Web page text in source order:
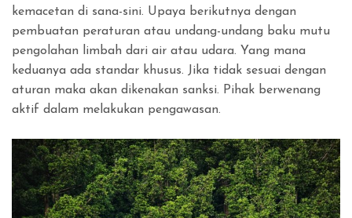
kemacetan di sana-sini. Upaya berikutnya dengan
pembuatan peraturan atau undang-undang baku mutu
pengolahan limbah dari air atau udara. Yang mana
keduanya ada standar khusus. Jika tidak sesuai dengan
aturan maka akan dikenakan sanksi. Pihak berwenang
aktif dalam melakukan pengawasan.